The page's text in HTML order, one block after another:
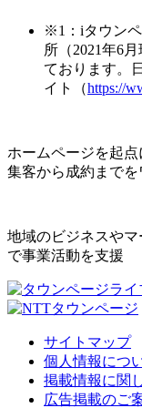
※1：iタウン
所（2021年6
ております。
イト（https://
ホームページを起点
集客から成約まで
地域のビジネスや
で事業活動を支援
サイトマップ
個人情報につ
掲載情報に関
広告掲載のご